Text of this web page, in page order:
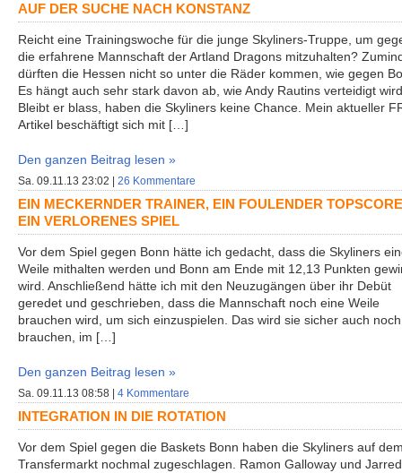
AUF DER SUCHE NACH KONSTANZ
Reicht eine Trainingswoche für die junge Skyliners-Truppe, um
die erfahrene Mannschaft der Artland Dragons mitzuhalten?
dürften die Hessen nicht so unter die Räder kommen, wie gegen
Es hängt auch sehr stark davon ab, wie Andy Rautins verteidigt
Bleibt er blass, haben die Skyliners keine Chance. Mein aktueller
Artikel beschäftigt sich mit […]
Den ganzen Beitrag lesen »
Sa. 09.11.13 23:02 | 26 Kommentare
EIN MECKERNDER TRAINER, EIN FOULENDER
EIN VERLORENES SPIEL
Vor dem Spiel gegen Bonn hätte ich gedacht, dass die Skyliners
Weile mithalten werden und Bonn am Ende mit 12,13 Punkten
wird. Anschließend hätte ich mit den Neuzugängen über ihr Debüt
geredet und geschrieben, dass die Mannschaft noch eine Weile
brauchen wird, um sich einzuspielen. Das wird sie sicher auch noch
brauchen, im […]
Den ganzen Beitrag lesen »
Sa. 09.11.13 08:58 | 4 Kommentare
INTEGRATION IN DIE ROTATION
Vor dem Spiel gegen die Baskets Bonn haben die Skyliners auf
Transfermarkt nochmal zugeschlagen. Ramon Galloway und Jarred